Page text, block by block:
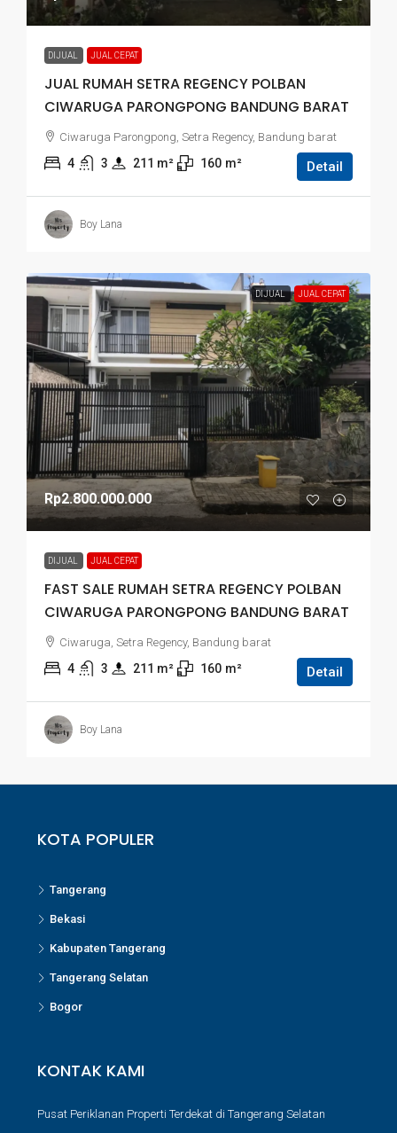
DIJUAL JUAL CEPAT
JUAL RUMAH SETRA REGENCY POLBAN
CIWARUGA PARONGPONG BANDUNG BARAT
Ciwaruga Parongpong, Setra Regency, Bandung barat
4 3 211 m² 160 m² Detail
Boy Lana
DIJUAL JUAL CEPAT
Rp2.800.000.000
DIJUAL JUAL CEPAT
FAST SALE RUMAH SETRA REGENCY POLBAN
CIWARUGA PARONGPONG BANDUNG BARAT
Ciwaruga, Setra Regency, Bandung barat
4 3 211 m² 160 m² Detail
Boy Lana
KOTA POPULER
Tangerang
Bekasi
Kabupaten Tangerang
Tangerang Selatan
Bogor
KONTAK KAMI
Pusat Periklanan Properti Terdekat di Tangerang Selatan